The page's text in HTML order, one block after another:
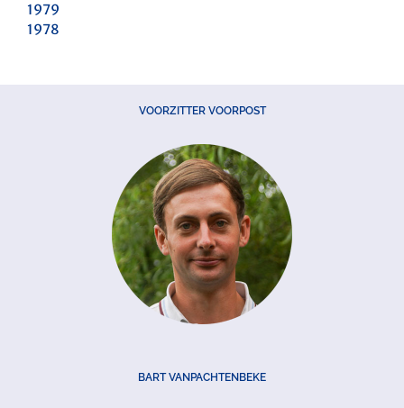
1979
1978
VOORZITTER VOORPOST
BART VANPACHTENBEKE